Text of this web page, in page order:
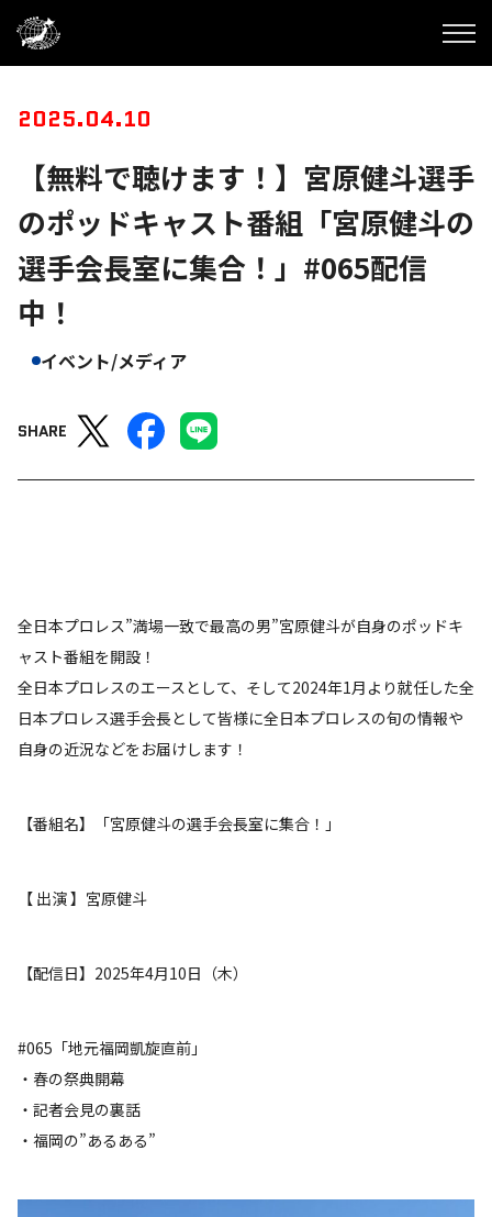
2025.04.10
【無料で聴けます！】宮原健斗選手
のポッドキャスト番組「宮原健斗の
選手会長室に集合！」#065配信
中！
イベント/メディア
SHARE
全日本プロレス”満場一致で最高の男”宮原健斗が自身のポッドキ
ャスト番組を開設！
全日本プロレスのエースとして、そして2024年1月より就任した全
日本プロレス選手会長として皆様に全日本プロレスの旬の情報や
自身の近況などをお届けします！
【番組名】「宮原健斗の選手会長室に集合！」
【 出演 】宮原健斗
【配信日】2025年4月10日（木）
#065「地元福岡凱旋直前」
・春の祭典開幕
・記者会見の裏話
・福岡の”あるある”